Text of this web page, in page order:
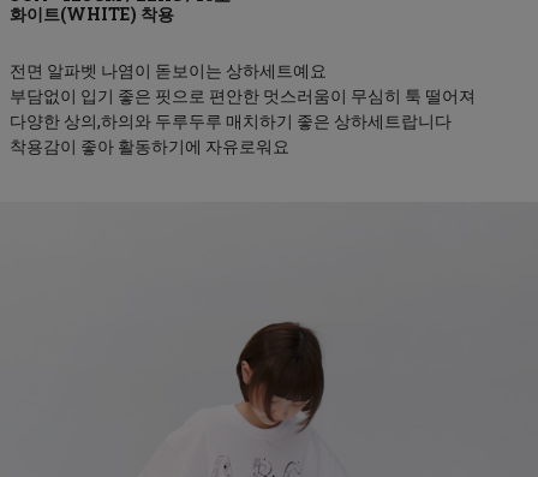
화이트(WHITE)
전면 알파벳 나염이 돋보이는 상하세트예요
부담없이 입기 좋은 핏으로 편안한 멋스러움이 무심히 툭 떨어져
다양한 상의,하의와 두루두루 매치하기 좋은 상하세트랍니다
착용감이 좋아 활동하기에 자유로워요